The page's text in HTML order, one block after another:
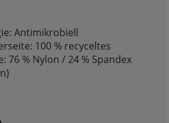
Antimikrobiell
100 % recyceltes
76 % Nylon / 24 % Spandex